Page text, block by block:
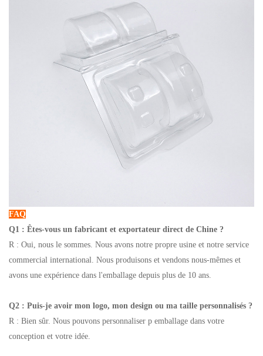
FAQ
Q1 : Êtes-vous un fabricant et exportateur direct de Chine ?
R : Oui, nous le sommes. Nous avons notre propre usine et notre service
commercial international. Nous produisons et vendons nous-mêmes et
avons une expérience dans l'emballage depuis plus de 10 ans.
Q2 : Puis-je avoir mon logo, mon design ou ma taille personnalisés ?
R : Bien sûr. Nous pouvons personnaliser p emballage dans votre
conception et votre idée.